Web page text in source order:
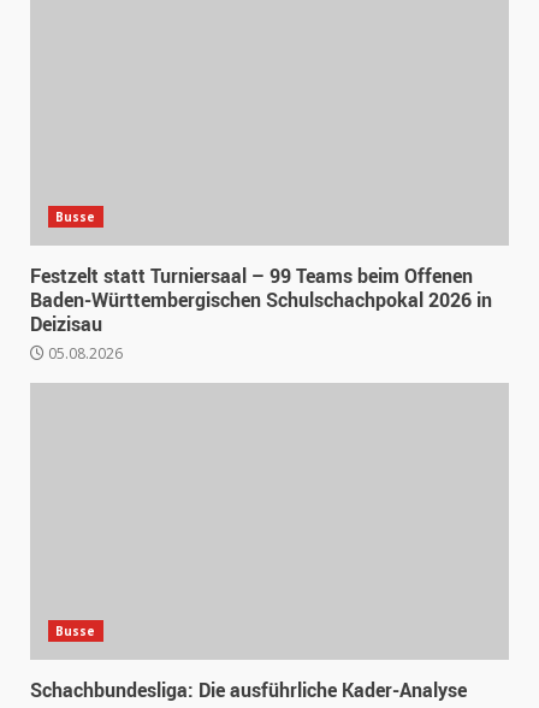
Busse
Festzelt statt Turniersaal – 99 Teams beim Offenen
Baden-Württembergischen Schulschachpokal 2026 in
Deizisau
05.08.2026
Busse
Schachbundesliga: Die ausführliche Kader-Analyse